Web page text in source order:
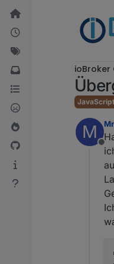
Skip to content
ioBroker
JavaScript
M